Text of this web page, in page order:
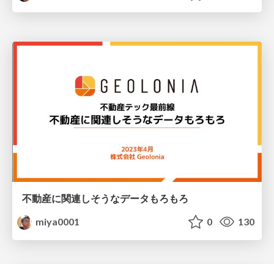
不動産に関連しそうなデータもろもろ
miya0001
0 130